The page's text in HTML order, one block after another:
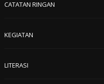
CATATAN RINGAN
KEGIATAN
LITERASI